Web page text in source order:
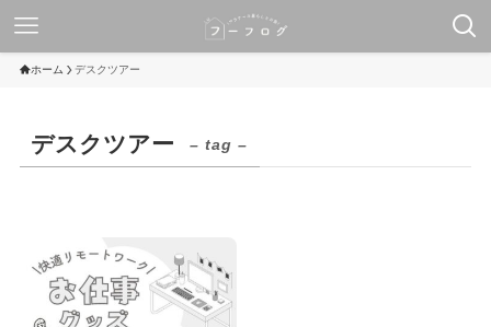
ホーム デスクツアー
デスクツアー – tag –